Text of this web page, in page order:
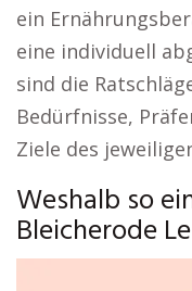
ein
eine individuell
sind die
Bedürfnisse,
Ziele des
Weshalb so
Bleicherode